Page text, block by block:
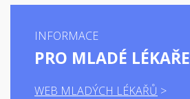
INFORMACE
PRO MLADÉ LÉKAŘE
WEB MLADÝCH LÉKAŘŮ